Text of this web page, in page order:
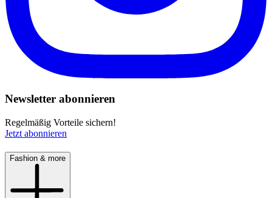
Newsletter abonnieren
Regelmäßig Vorteile sichern!
Jetzt abonnieren
Fashion & more